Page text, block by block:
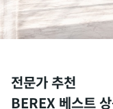
전문가 추천
BEREX 베스트